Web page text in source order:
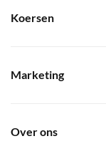
Koersen
Marketing
Over ons